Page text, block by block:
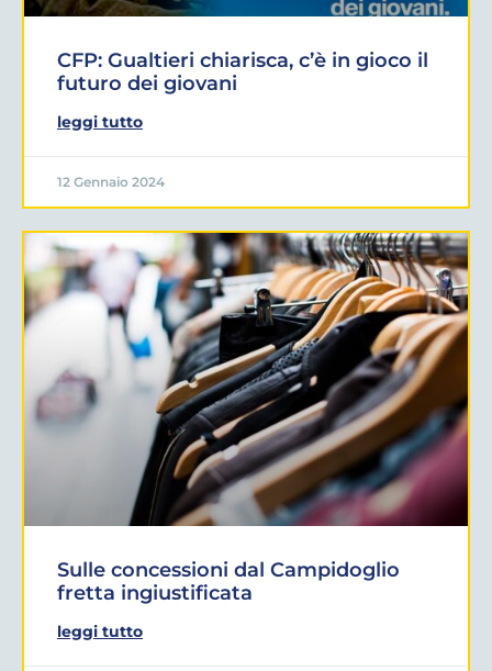
CFP: Gualtieri chiarisca, c’è in gioco il
futuro dei giovani
leggi tutto
12 Gennaio 2024
Sulle concessioni dal Campidoglio
fretta ingiustificata
leggi tutto